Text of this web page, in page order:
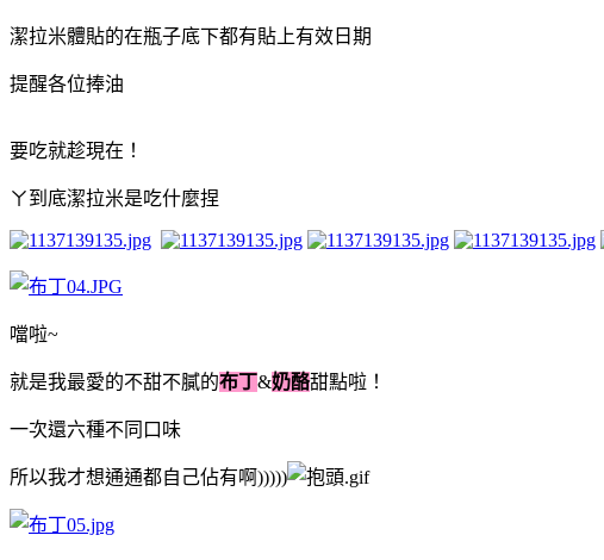
潔拉米體貼的在瓶子底下都有貼上有效日期
提醒各位捧油
要吃就趁現在！
ㄚ到底潔拉米是吃什麼捏
噹啦~
就是我最愛的不甜不膩的布丁&奶酪甜點啦！
一次還六種不同口味
所以我才想通通都自己佔有啊)))))